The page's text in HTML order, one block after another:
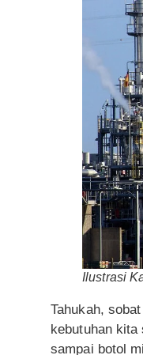
Ilustrasi
Tahukah,
kebutuhan
sampai botol